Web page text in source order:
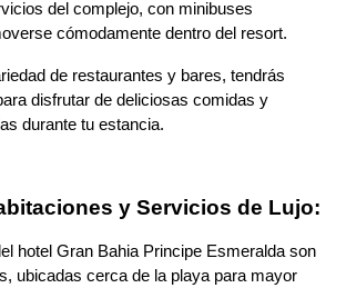
del complejo, con minibuses
cómodamente dentro del resort.
de restaurantes y bares, tendrás
disfrutar de deliciosas comidas y
durante tu estancia.
y Servicios de Lujo:
hotel Gran Bahia Principe Esmeralda son
ubicadas cerca de la playa para mayor